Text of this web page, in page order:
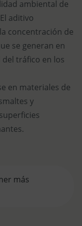
ambiental de
aditivo
concentración de
se generan en
tráfico en los
en materiales de
y
más